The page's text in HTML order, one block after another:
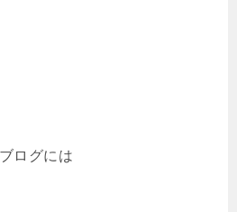
ログには